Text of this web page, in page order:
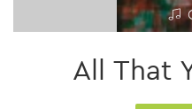
All That